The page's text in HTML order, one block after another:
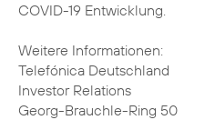
COVID-19 Entwicklung.
Weitere Informationen:
Telefónica Deutschland
Investor Relations
Georg-Brauchle-Ring 50